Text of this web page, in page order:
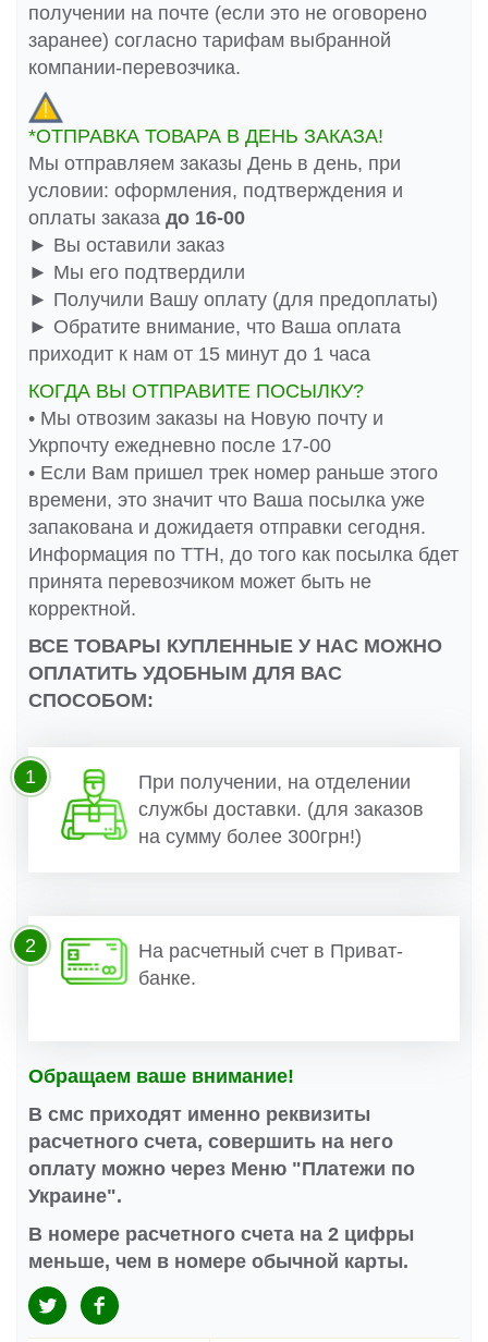
получении на почте (если это не оговорено
заранее) согласно тарифам выбранной
компании-перевозчика.
*ОТПРАВКА ТОВАРА В ДЕНЬ ЗАКАЗА!
Мы отправляем заказы День в день, при
условии: оформления, подтверждения и
оплаты заказа до 16-00
► Вы оставили заказ
► Мы его подтвердили
► Получили Вашу оплату (для предоплаты)
► Обратите внимание, что Ваша оплата
приходит к нам от 15 минут до 1 часа
КОГДА ВЫ ОТПРАВИТЕ ПОСЫЛКУ?
• Мы отвозим заказы на Новую почту и
Укрпочту ежедневно после 17-00
• Если Вам пришел трек номер раньше этого
времени, это значит что Ваша посылка уже
запакована и дожидаетя отправки сегодня.
Информация по ТТН, до того как посылка бдет
принята перевозчиком может быть не
корректной.
ВСЕ ТОВАРЫ КУПЛЕННЫЕ У НАС МОЖНО
ОПЛАТИТЬ УДОБНЫМ ДЛЯ ВАС
СПОСОБОМ:
При получении, на отделении
службы доставки. (для заказов
на сумму более 300грн!)
1
На расчетный счет в Приват-
банке.
2
Обращаем ваше внимание!
В смс приходят именно реквизиты
расчетного счета, совершить на него
оплату можно через Меню "Платежи по
Украине".
В номере расчетного счета на 2 цифры
меньше, чем в номере обычной карты.